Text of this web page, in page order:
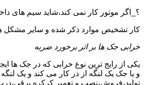
؟_اگر موتور کار نمی کند،شاید سیم های
کار تشخیص موارد ذکر شده و سایر مشکل
خرابی جک ها بر اثر برخورد ضربه
یکی از رایج ترین نوع خرابی که در جک ها
و یا جک یک لنگه از در کار می کند و یک
تولید،فروش،نصب و تعمیر کرکره